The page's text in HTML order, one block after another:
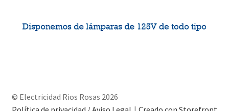
© Electricidad Rios Rosas 2026